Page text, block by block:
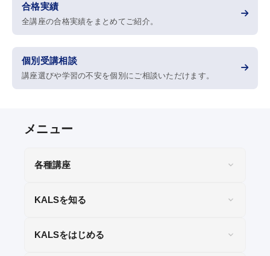
特定商取引法に基づく表示
各種講座
KALSを知る
KALSをはじめる
合格実績
全講座の合格実績をまとめてご紹介。
個別受講相談
講座選びや学習の不安を個別にご相談いただけます。